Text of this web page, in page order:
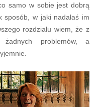
samo w sobie jest dobrą
w jaki nadałaś im
rozdziału wiem, że z
problemów, a